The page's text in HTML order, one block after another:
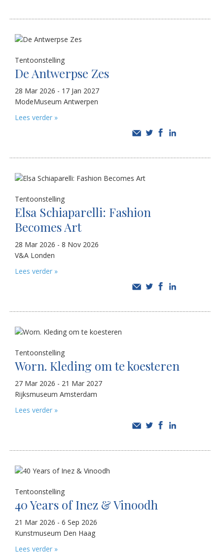
Tentoonstelling
De Antwerpse Zes
28 Mar 2026 - 17 Jan 2027
ModeMuseum Antwerpen
Lees verder »
Tentoonstelling
Elsa Schiaparelli: Fashion
Becomes Art
28 Mar 2026 - 8 Nov 2026
V&A Londen
Lees verder »
Tentoonstelling
Worn. Kleding om te koesteren
27 Mar 2026 - 21 Mar 2027
Rijksmuseum Amsterdam
Lees verder »
Tentoonstelling
40 Years of Inez & Vinoodh
21 Mar 2026 - 6 Sep 2026
Kunstmuseum Den Haag
Lees verder »